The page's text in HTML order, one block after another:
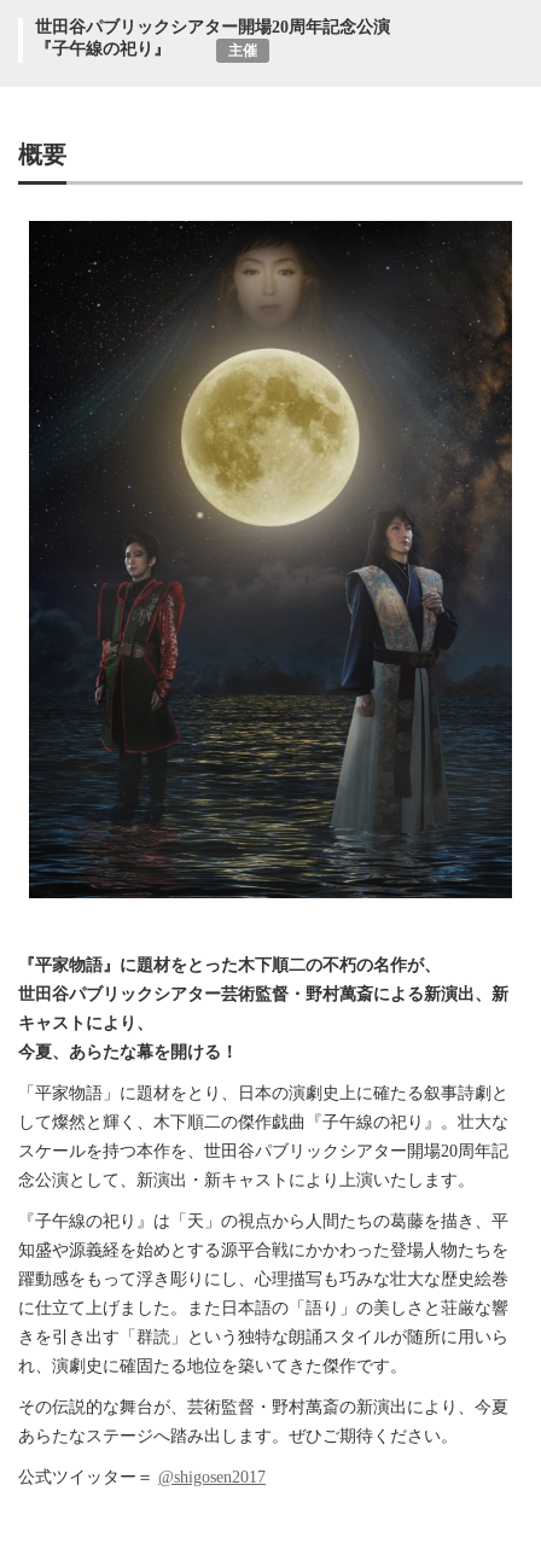
世田谷パブリックシアター開場20周年記念公演
『子午線の祀り』
主催
概要
『平家物語』に題材をとった木下順二の不朽の名作が、
世田谷パブリックシアター芸術監督・野村萬斎による新演出、新
キャストにより、
今夏、あらたな幕を開ける！
「平家物語」に題材をとり、日本の演劇史上に確たる叙事詩劇と
して燦然と輝く、木下順二の傑作戯曲『子午線の祀り』。壮大な
スケールを持つ本作を、世田谷パブリックシアター開場20周年記
念公演として、新演出・新キャストにより上演いたします。
『子午線の祀り』は「天」の視点から人間たちの葛藤を描き、平
知盛や源義経を始めとする源平合戦にかかわった登場人物たちを
躍動感をもって浮き彫りにし、心理描写も巧みな壮大な歴史絵巻
に仕立て上げました。また日本語の「語り」の美しさと荘厳な響
きを引き出す「群読」という独特な朗誦スタイルが随所に用いら
れ、演劇史に確固たる地位を築いてきた傑作です。
その伝説的な舞台が、芸術監督・野村萬斎の新演出により、今夏
あらたなステージへ踏み出します。ぜひご期待ください。
公式ツイッター＝ @shigosen2017